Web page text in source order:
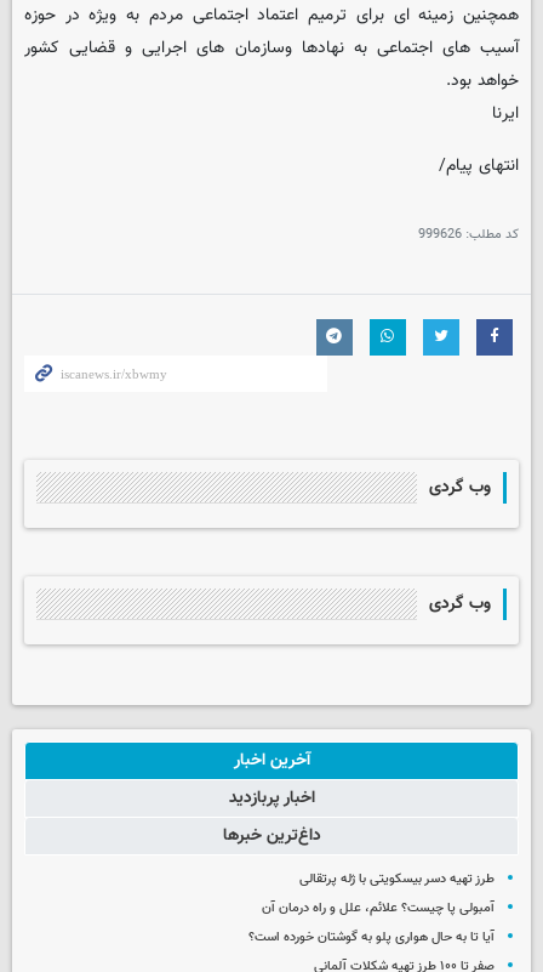
همچنین زمینه ای برای ترمیم اعتماد اجتماعی مردم به ویژه در حوزه
آسیب های اجتماعی به نهادها وسازمان های اجرایی و قضایی کشور
خواهد بود.
ایرنا
انتهای پیام/
کد مطلب: 999626
وب گردی
وب گردی
آخرین اخبار
اخبار پربازدید
داغ‌ترین خبرها
طرز تهیه دسر بیسکویتی با ژله پرتقالی
آمبولی پا چیست؟ علائم، علل و راه درمان آن
آیا تا به حال هواری پلو به گوشتان خورده است؟
صفر تا ۱۰۰ طرز تهیه شکلات آلمانی